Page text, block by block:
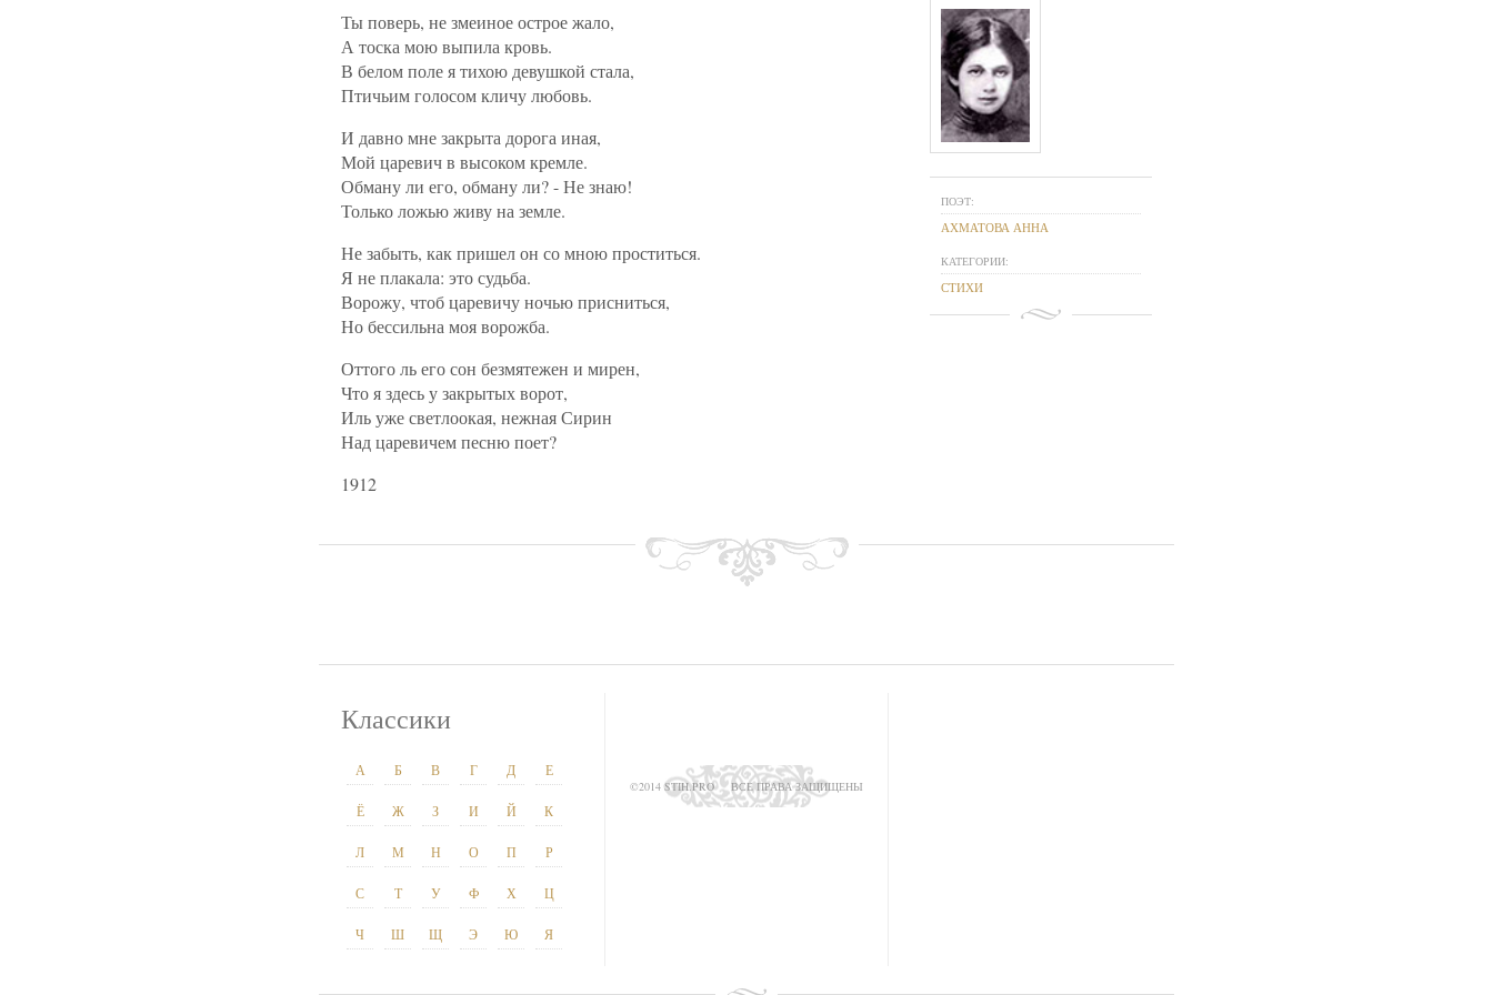
Ты поверь, не змеиное острое жало,
А тоска мою выпила кровь.
В белом поле я тихою девушкой стала,
Птичьим голосом кличу любовь.
И давно мне закрыта дорога иная,
Мой царевич в высоком кремле.
Обману ли его, обману ли? - Не знаю!
Только ложью живу на земле.
Не забыть, как пришел он со мною проститься.
Я не плакала: это судьба.
Ворожу, чтоб царевичу ночью присниться,
Но бессильна моя ворожба.
Оттого ль его сон безмятежен и мирен,
Что я здесь у закрытых ворот,
Иль уже светлоокая, нежная Сирин
Над царевичем песню поет?
1912
ПОЭТ:
АХМАТОВА АННА
КАТЕГОРИИ:
СТИХИ
Классики
А Б В Г Д Е
Ё Ж З И Й К
Л М Н О П Р
С Т У Ф Х Ц
Ч Ш Щ Э Ю Я
©2014 STIH.PRO ВСЕ ПРАВА ЗАЩИЩЕНЫ